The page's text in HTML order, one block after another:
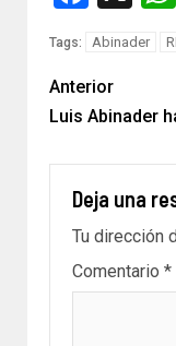
Tags: Abinader
Anterior
Luis Abinader
Deja una
Tu dirección
Comentario *